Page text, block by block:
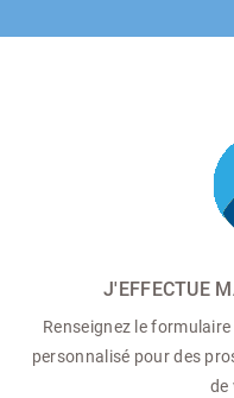
J'EFFECTUE
Renseignez le
personnalisé pour des
de